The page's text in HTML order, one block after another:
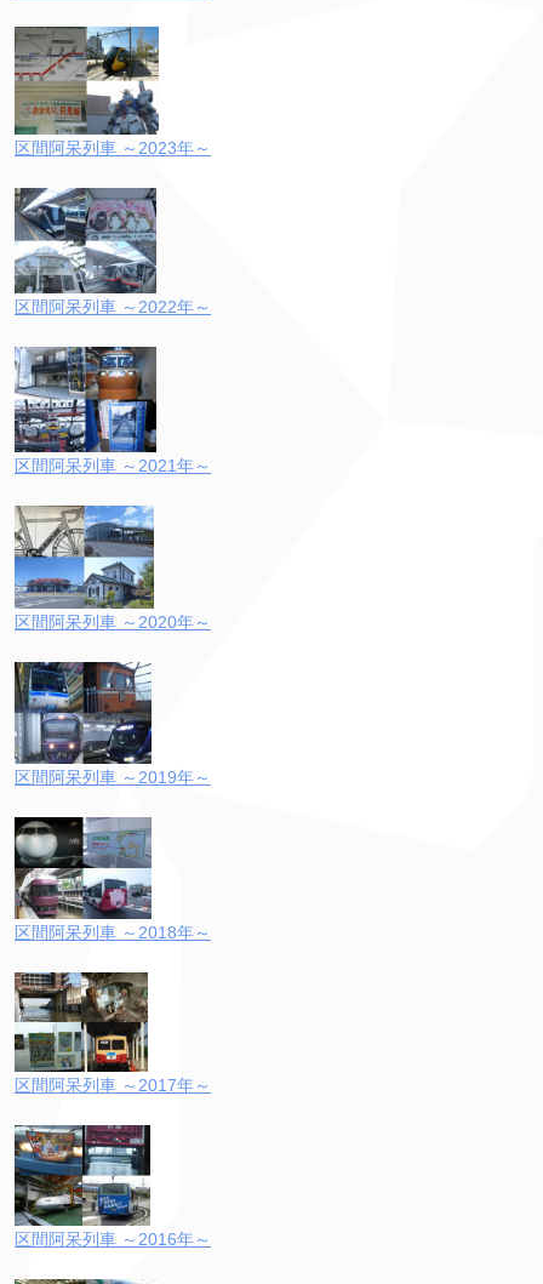
区間阿呆列車 ～2023年～
区間阿呆列車 ～2022年～
区間阿呆列車 ～2021年～
区間阿呆列車 ～2020年～
区間阿呆列車 ～2019年～
区間阿呆列車 ～2018年～
区間阿呆列車 ～2017年～
区間阿呆列車 ～2016年～